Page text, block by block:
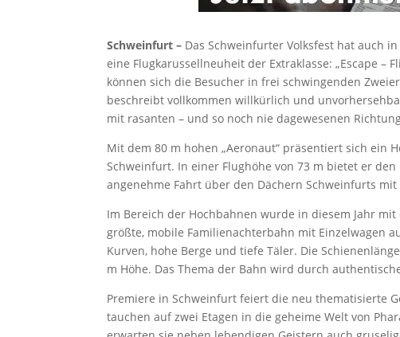
Schweinfurt – Das Schweinfurter Volksfest hat auch
eine Flugkarussellneuheit der Extraklasse: „Escape –
können sich die Besucher in frei schwingenden
beschreibt vollkommen willkürlich und
mit rasanten – und so noch nie dagewesenen
Mit dem 80 m hohen „Aeronaut“ präsentiert sich ein
Schweinfurt. In einer Flughöhe von 73 m bietet er
angenehme Fahrt über den Dächern Schweinfurts
Im Bereich der Hochbahnen wurde in diesem Jahr mit
größte, mobile Familienachterbahn mit Einzelwagen
Kurven, hohe Berge und tiefe Täler. Die
m Höhe. Das Thema der Bahn wird durch
Premiere in Schweinfurt feiert die neu thematisierte
tauchen auf zwei Etagen in die geheime Welt von